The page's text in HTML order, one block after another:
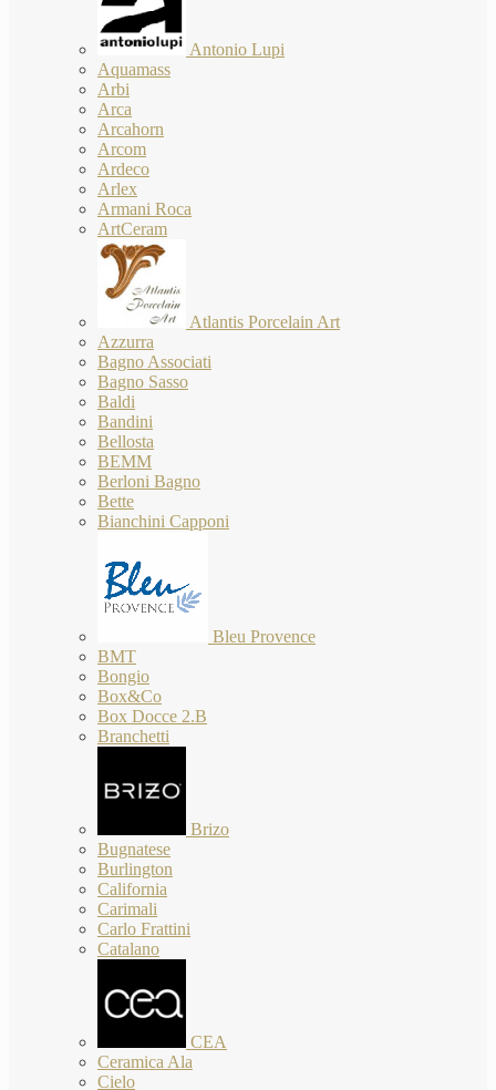
Antonio Lupi
Aquamass
Arbi
Arca
Arcahorn
Arcom
Ardeco
Arlex
Armani Roca
ArtCeram
Atlantis Porcelain Art
Azzurra
Bagno Associati
Bagno Sasso
Baldi
Bandini
Bellosta
BEMM
Berloni Bagno
Bette
Bianchini Capponi
Bleu Provence
BMT
Bongio
Box&Co
Box Docce 2.B
Branchetti
Brizo
Bugnatese
Burlington
California
Carimali
Carlo Frattini
Catalano
CEA
Ceramica Ala
Cielo